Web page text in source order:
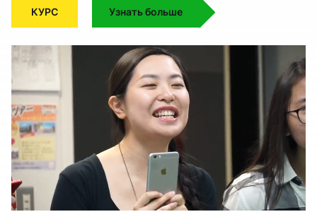
КУРС Узнать больше